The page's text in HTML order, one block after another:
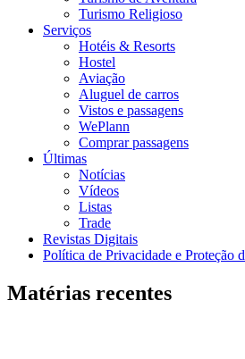
Turismo Religioso
Serviços
Hotéis & Resorts
Hostel
Aviação
Aluguel de carros
Vistos e passagens
WePlann
Comprar passagens
Últimas
Notícias
Vídeos
Listas
Trade
Revistas Digitais
Política de Privacidade e Proteção
Matérias recentes